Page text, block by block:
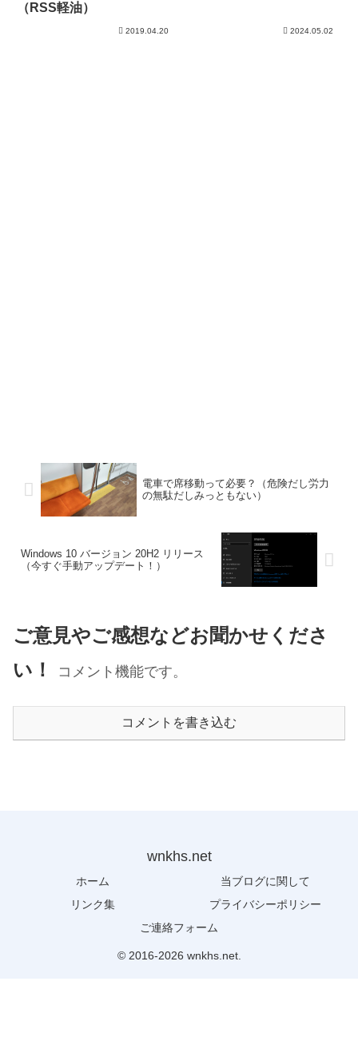
（RSS軽油）
2019.04.20 2024.05.02
電車で席移動って必要？（危険だし労力
の無駄だしみっともない）
Windows 10 バージョン 20H2 リリース
（今すぐ手動アップデート！）
ご意見やご感想などお聞かせくださ
い！
コメント機能です。
コメントを書き込む
wnkhs.net
ホーム
当ブログに関して
リンク集
プライバシーポリシー
ご連絡フォーム
© 2016-2026 wnkhs.net.